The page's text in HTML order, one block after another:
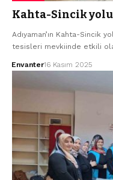
Kahta-Sincik
Adıyaman’ın Kahta-Sincik
tesisleri mevkiinde etkili
Envanter16 Kasım 2025